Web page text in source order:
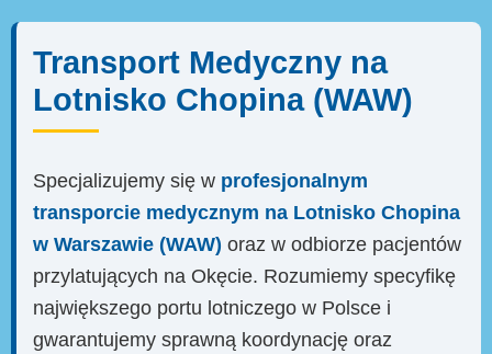
Transport Medyczny na
Lotnisko Chopina (WAW)
Specjalizujemy się w profesjonalnym
transporcie medycznym na Lotnisko Chopina
w Warszawie (WAW) oraz w odbiorze pacjentów
przylatujących na Okęcie. Rozumiemy specyfikę
największego portu lotniczego w Polsce i
gwarantujemy sprawną koordynację oraz